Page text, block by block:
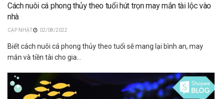
Cách nuôi cá phong thủy theo tuổi hút trọn may mắn tài lộc vào
nhà
02/08/2022
Biết cách nuôi cá phong thủy theo tuổi sẽ mang lại bình an, may
mắn và tiền tài cho gia...